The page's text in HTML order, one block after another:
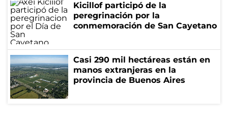
Kicillof participó de la
peregrinación por la
conmemoración de San Cayetano
Casi 290 mil hectáreas están en
manos extranjeras en la
provincia de Buenos Aires